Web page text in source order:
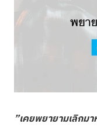
”เคยพยายามเลิกม